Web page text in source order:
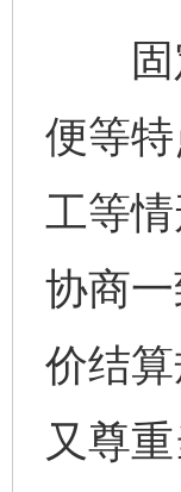
固定
便等
工等
协商
价结
又尊